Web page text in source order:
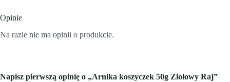
Opinie
Na razie nie ma opinii o produkcie.
Napisz pierwszą opinię o „Arnika koszyczek 50g Ziołowy Raj”